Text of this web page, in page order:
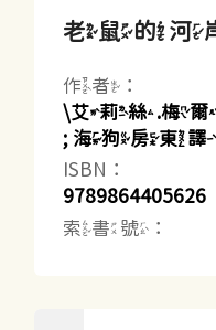
老鼠的河
作者：
\艾莉絲.梅爾
; 海狗房東譯
ISBN：
9789864405626
索書號：